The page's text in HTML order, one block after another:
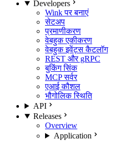
Developers
Wink पर बनाएं
सेटअप
प्रमाणीकरण
वेबहुक एकीकरण
वेबहुक इवेंट्स कैटलॉग
REST और gRPC
बुकिंग सिंक
MCP सर्वर
एआई कौशल
भौगोलिक स्थिति
API
Releases
Overview
Application